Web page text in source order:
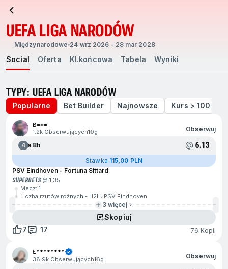
UEFA LIGA NARODÓW
Międzynarodowe 24 wrz 2026 - 28 mar 2028
Social Oferta Kl.końcowa Tabela Wyniki
TYPY: UEFA LIGA NARODÓW
Popularne Bet Builder Najnowsze Kurs > 100
B***
1.2k Obserwujących10g Obserwuj
4Za 8h 6.13
Stawka 115,00 PLN
PSV Eindhoven - Fortuna Sittard
SUPERBETS@ 1.35
Mecz: 1
Liczba rzutów rożnych - H2H: PSV Eindhoven
3 więcej
Skopiuj
7
17 76 Kopii
Ł********
38.9k Obserwujących16g Obserwuj